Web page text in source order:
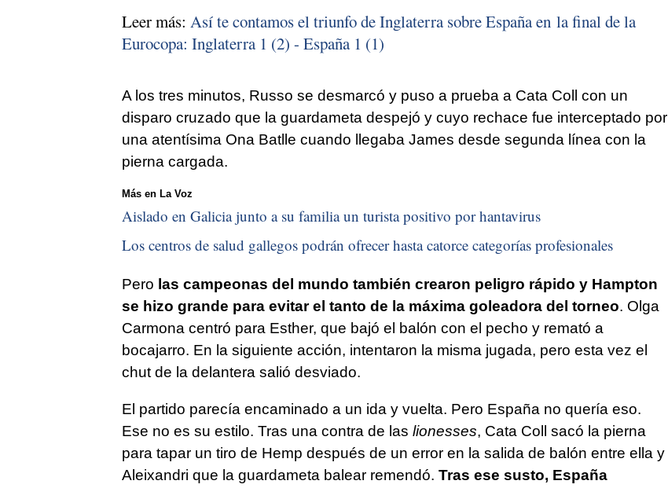
Leer más: Así te contamos el triunfo de Inglaterra sobre España en la final de la
Eurocopa: Inglaterra 1 (2) - España 1 (1)
A los tres minutos, Russo se desmarcó y puso a prueba a Cata Coll con un
disparo cruzado que la guardameta despejó y cuyo rechace fue interceptado por
una atentísima Ona Batlle cuando llegaba James desde segunda línea con la
pierna cargada.
Más en La Voz
Aislado en Galicia junto a su familia un turista positivo por hantavirus
Los centros de salud gallegos podrán ofrecer hasta catorce categorías profesionales
Pero las campeonas del mundo también crearon peligro rápido y Hampton
se hizo grande para evitar el tanto de la máxima goleadora del torneo. Olga
Carmona centró para Esther, que bajó el balón con el pecho y remató a
bocajarro. En la siguiente acción, intentaron la misma jugada, pero esta vez el
chut de la delantera salió desviado.
El partido parecía encaminado a un ida y vuelta. Pero España no quería eso.
Ese no es su estilo. Tras una contra de las lionesses, Cata Coll sacó la pierna
para tapar un tiro de Hemp después de un error en la salida de balón entre ella y
Aleixandri que la guardameta balear remendó. Tras ese susto, España